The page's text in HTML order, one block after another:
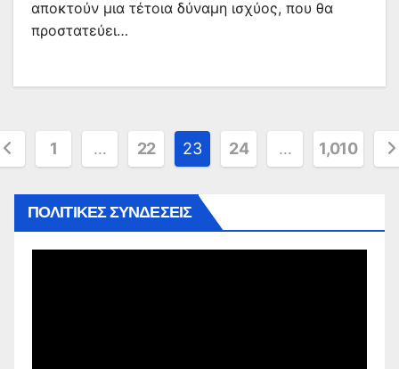
αποκτούν μια τέτοια δύναμη ισχύος, που θα
προστατεύει…
1 … 22 23 24 … 1,010
ΠΟΛΙΤΙΚΕΣ ΣΥΝΔΕΣΕΙΣ